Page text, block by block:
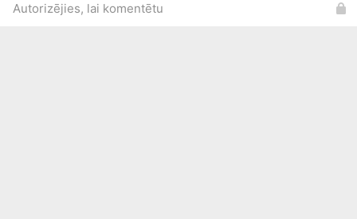
Autorizējies, lai komentētu